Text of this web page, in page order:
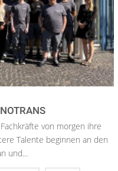
von morgen ihre
Talente beginnen an den
und...